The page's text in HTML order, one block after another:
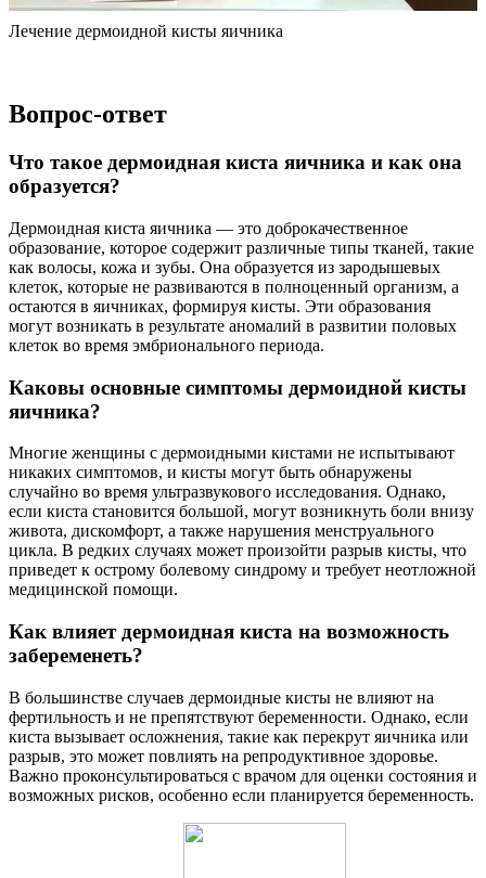
Лечение дермоидной кисты яичника
Вопрос-ответ
Что такое дермоидная киста яичника и как она
образуется?
Дермоидная киста яичника — это доброкачественное
образование, которое содержит различные типы тканей, такие
как волосы, кожа и зубы. Она образуется из зародышевых
клеток, которые не развиваются в полноценный организм, а
остаются в яичниках, формируя кисты. Эти образования
могут возникать в результате аномалий в развитии половых
клеток во время эмбрионального периода.
Каковы основные симптомы дермоидной кисты
яичника?
Многие женщины с дермоидными кистами не испытывают
никаких симптомов, и кисты могут быть обнаружены
случайно во время ультразвукового исследования. Однако,
если киста становится большой, могут возникнуть боли внизу
живота, дискомфорт, а также нарушения менструального
цикла. В редких случаях может произойти разрыв кисты, что
приведет к острому болевому синдрому и требует неотложной
медицинской помощи.
Как влияет дермоидная киста на возможность
забеременеть?
В большинстве случаев дермоидные кисты не влияют на
фертильность и не препятствуют беременности. Однако, если
киста вызывает осложнения, такие как перекрут яичника или
разрыв, это может повлиять на репродуктивное здоровье.
Важно проконсультироваться с врачом для оценки состояния и
возможных рисков, особенно если планируется беременность.